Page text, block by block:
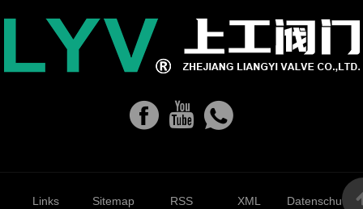
Links Sitemap RSS XML